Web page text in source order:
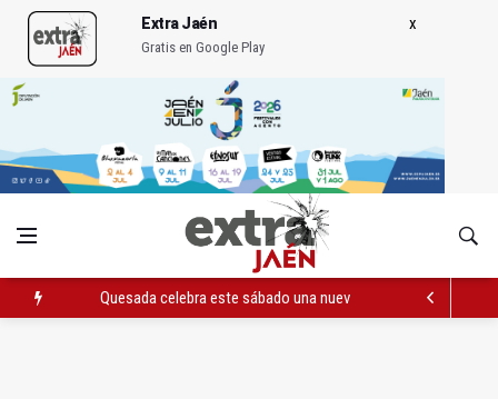
Extra Jaén
Gratis en Google Play
Quesada celebra este sábado una nueva jornada de Orgullo